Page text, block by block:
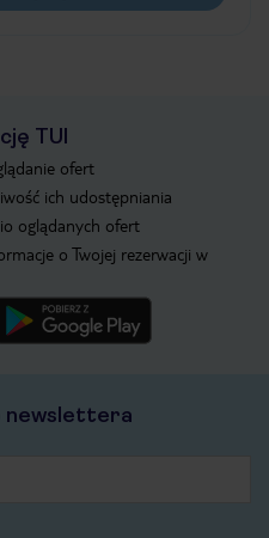
TUI
ofert
ich udostępniania
oglądanych ofert
o Twojej rezerwacji w
newslettera